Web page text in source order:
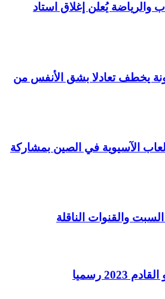
والرياضة يُعلن إغلاق استاد
يخطف تعادلا بشق الأنفس من
الآسيوية في الصين بمشاركة
والقنوات الناقلة
رسميا